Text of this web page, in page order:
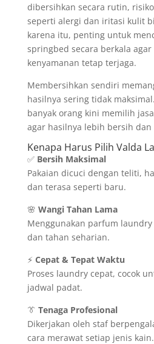
dibersihkan secara rutin,
seperti alergi dan iritasi kulit
karena itu, penting untuk
springbed secara berkala
kenyamanan tetap terjaga.
Membersihkan sendiri
hasilnya sering tidak
banyak orang kini memilih
agar hasilnya lebih bersih dan
Kenapa Harus Pilih Valda
✅ Bersih Maksimal
Pakaian dicuci dengan teliti,
dan terasa seperti baru.
🌸 Wangi Tahan Lama
Menggunakan parfum
dan tahan seharian.
⚡ Cepat & Tepat Waktu
Proses laundry cepat, cocok
jadwal padat.
👔 Tenaga Profesional
Dikerjakan oleh staf
cara merawat setiap jenis kain.